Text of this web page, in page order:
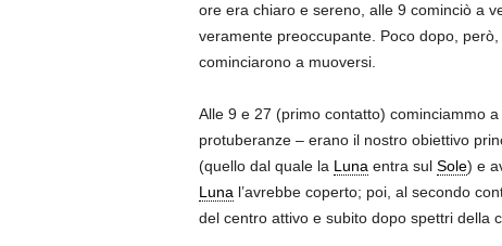
ore era chiaro e sereno, alle 9 cominciò a
veramente preoccupante. Poco dopo,
cominciarono a muoversi.
Alle 9 e 27 (primo contatto) cominciammo
protuberanze – erano il nostro obiettivo
(quello dal quale la Lunaentra sul Sole) e
Lunal’avrebbe coperto; poi, al secondo
del centro attivo e subito dopo spettri della